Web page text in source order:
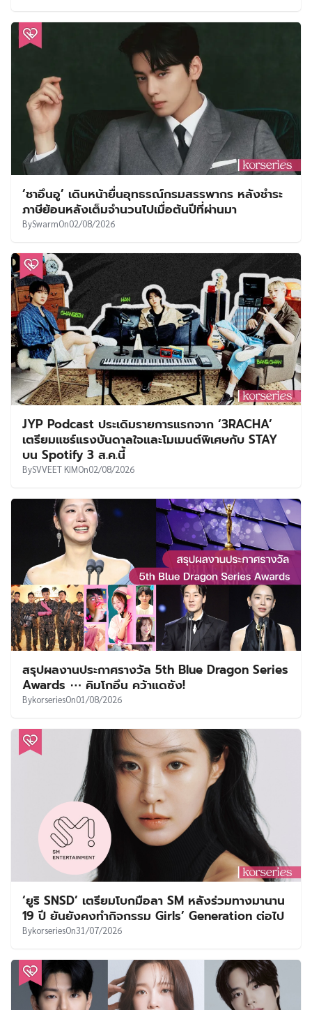
‘ชาอึนอู’ เดินหน้ายื่นอุทธรณ์กรมสรรพากร หลังชำระ
ภาษีย้อนหลังเต็มจำนวนไปเมื่อต้นปีที่ผ่านมา
BySwarmOn02/08/2026
JYP Podcast ประเดิมรายการแรกจาก ‘3RACHA’
เตรียมแชร์แรงบันดาลใจและโมเมนต์พิเศษกับ STAY
บน Spotify 3 ส.ค.นี้
BySVVEET KIMOn02/08/2026
สรุปผลงานประกาศรางวัล 5th Blue Dragon Series
Awards ⋯ คิมโกอึน คว้าแดซัง!
BykorseriesOn01/08/2026
‘ยูริ SNSD’ เตรียมโบกมือลา SM หลังร่วมทางมานาน
19 ปี ยันยังคงทำกิจกรรม Girls’ Generation ต่อไป
BykorseriesOn31/07/2026